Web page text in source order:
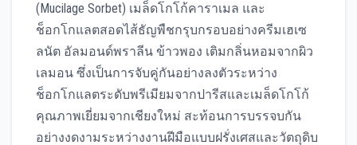
(Mucilage Sorbet) เมล็ดโกโก้คาราเมล และ
ช็อกโกแลตสอดไส้ธัญพืชกรุบกรอบอย่างครีมเฮเซ
ลนัต อัลมอนด์พราลีน ข้าวพอง เติมกลิ่นหอมจากผิว
เลมอน ซึ่งเป็นการจับคู่กันอย่างลงตัวระหว่าง
ช็อกโกแลตระดับพรีเมียมจากปารีสและเมล็ดโกโก้
คุณภาพเยี่ยมจากเชียงใหม่ สะท้อนการบรรจบกัน
อย่างงดงามระหว่างงานฝีมือแบบฝรั่งเศสและวัตถุดิบ